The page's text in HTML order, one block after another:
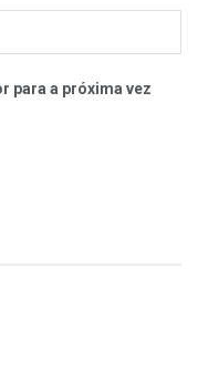
para a próxima vez